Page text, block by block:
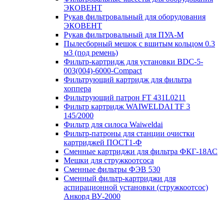
ЭКОВЕНТ
Рукав фильтровальный для оборудования
ЭКОВЕНТ
Рукав фильтровальный для ПУА-М
Пылесборный мешок с вшитым кольцом 0.3
м3 (под ремень)
Фильтр-картридж для установки BDC-5-
003(004)-6000-Compact
Фильтрующий картридж для фильтра
хоппера
Фильтрующий патрон FT 431L0211
Фильтр картридж WAIWELDAI TF 3
145/2000
Фильтр для силоса Waiweldai
Фильтр-патроны для станции очистки
картриджей ПОСТ1-Ф
Сменные картриджи для фильтра ФКГ-18АС
Мешки для стружкоотсоса
Сменные фильтры ФЭВ 530
Сменный фильтр-картриджи для
аспирационной установки (стружкоотсос)
Анкорд ВУ-2000